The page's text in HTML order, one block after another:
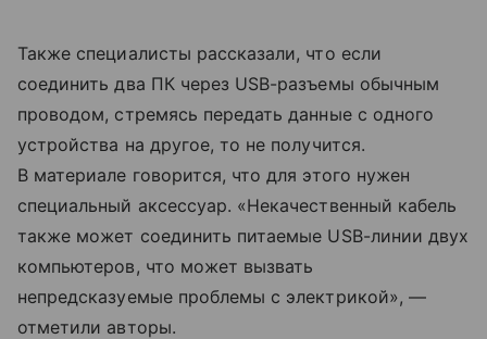
Также специалисты рассказали, что если
соединить два ПК через USB-разъемы обычным
проводом, стремясь передать данные с одного
устройства на другое, то не получится.
В материале говорится, что для этого нужен
специальный аксессуар. «Некачественный кабель
также может соединить питаемые USB-линии двух
компьютеров, что может вызвать
непредсказуемые проблемы с электрикой», —
отметили авторы.